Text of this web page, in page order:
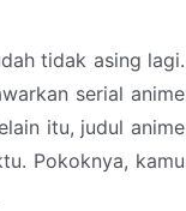
tidak asing lagi.
serial anime
itu, judul anime
Pokoknya, kamu